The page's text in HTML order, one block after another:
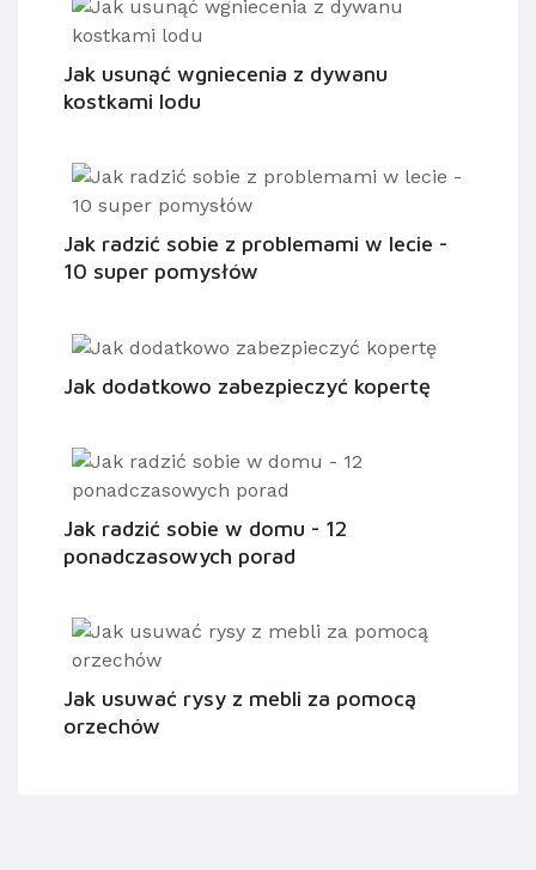
Jak usunąć wgniecenia z dywanu
kostkami lodu
Jak radzić sobie z problemami w lecie -
10 super pomysłów
Jak dodatkowo zabezpieczyć kopertę
Jak radzić sobie w domu - 12
ponadczasowych porad
Jak usuwać rysy z mebli za pomocą
orzechów